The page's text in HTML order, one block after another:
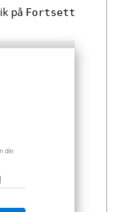
på Fortsett